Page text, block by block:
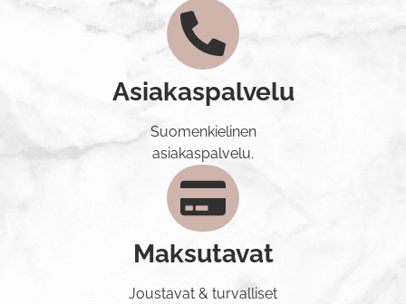
Asiakaspalvelu
Suomenkielinen
asiakaspalvelu.
Maksutavat
Joustavat & turvalliset